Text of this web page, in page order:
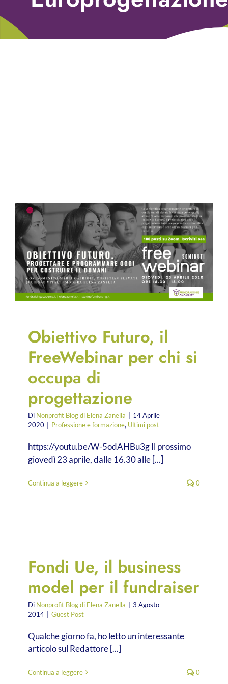
Fundraising Academy
Obiettivo Futuro, il
FreeWebinar per chi si
occupa di
progettazione
Di Nonprofit Blog di Elena Zanella
14 Aprile
2020
Professione e formazione, Ultimi post
https://youtu.be/W-5odAHBu3g Il prossimo
giovedì 23 aprile, dalle 16.30 alle [...]
Continua a leggere 0
Fondi Ue, il business
model per il fundraiser
Di Nonprofit Blog di Elena Zanella
3 Agosto
2014
Guest Post
Qualche giorno fa, ho letto un interessante
articolo sul Redattore [...]
Continua a leggere 0